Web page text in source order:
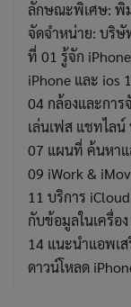
ลักษณะพิเศษ: พิ
จัดจำหน่าย: บริ
ที่ 01 รู้จัก
iPhone และ
04 กล้องและกา
เล่นเฟส แชทไล
07 แผนที่ ค้นหา
09 iWork &
11 บริการ
กับข้อมูลในเครื่
14 แนะนำแอพเ
ดาวน์โหลด